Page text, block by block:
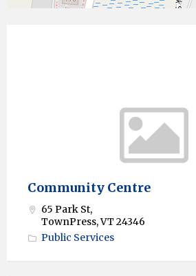
Community Centre
65 Park St,
TownPress, VT 24346
Public Services